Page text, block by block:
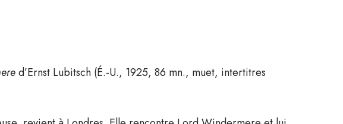
d’Ernst Lubitsch (É.-U., 1925, 86 mn., muet, intertitres